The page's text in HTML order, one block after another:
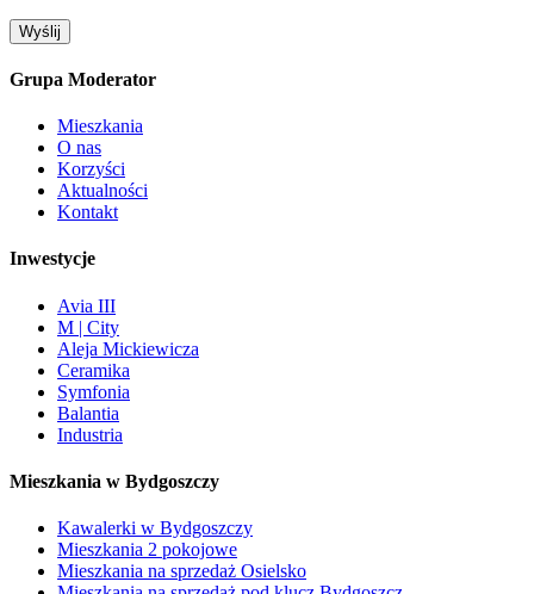
Grupa Moderator
Mieszkania
O nas
Korzyści
Aktualności
Kontakt
Inwestycje
Avia III
M | City
Aleja Mickiewicza
Ceramika
Symfonia
Balantia
Industria
Mieszkania w Bydgoszczy
Kawalerki w Bydgoszczy
Mieszkania 2 pokojowe
Mieszkania na sprzedaż Osielsko